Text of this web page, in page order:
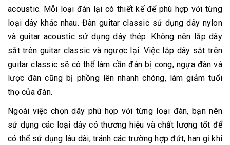
acoustic. Mỗi loại đàn lại có thiết kế để phù hợp với từng
loại dây khác nhau. Đàn guitar classic sử dụng dây nylon
và guitar acoustic sử dụng dây thép. Không nên lắp dây
sắt trên guitar classic và ngược lại. Việc lắp dây sắt trên
guitar classic sẽ có thể làm cần đàn bị cong, ngựa đàn và
lược đàn cũng bị phồng lên nhanh chóng, làm giảm tuổi
thọ của đàn.
Ngoài việc chọn dây phù hợp với từng loại đàn, bạn nên
sử dụng các loại dây có thương hiệu và chất lượng tốt để
có thể sử dụng lâu dài, tránh các trường hợp đứt, han gỉ khi